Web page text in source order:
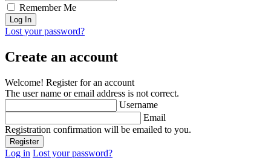
Remember Me
Lost your password?
Create an account
Welcome! Register for an account
The user name or email address is not correct.
Username
Email
Registration confirmation will be emailed to you.
Log in Lost your password?